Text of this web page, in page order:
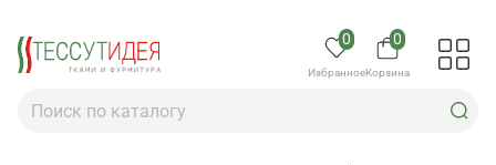
0
Избранное
0
Корзина